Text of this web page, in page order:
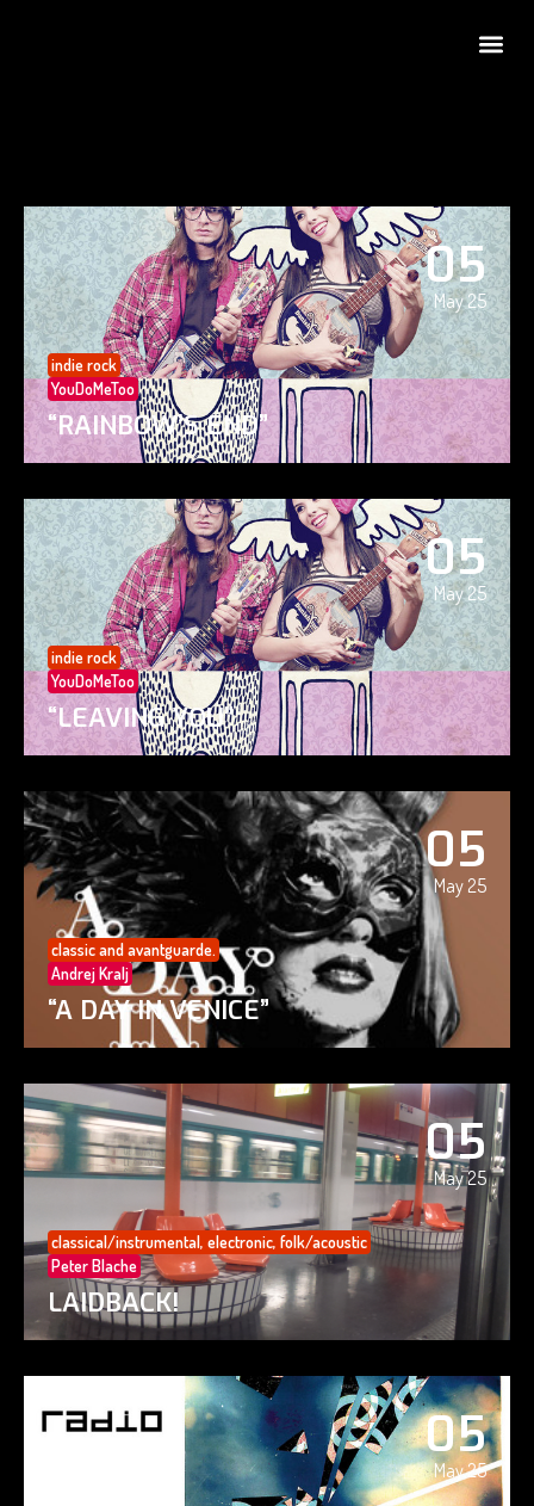
05
May 25
indie rock
YouDoMeToo
“RAINBOW’S END”
05
May 25
indie rock
YouDoMeToo
“LEAVING YOU”
05
May 25
classic and avantguarde.
Andrej Kralj
“A DAY IN VENICE”
05
May 25
classical/instrumental, electronic, folk/acoustic
Peter Blache
LAIDBACK!
05
May 25